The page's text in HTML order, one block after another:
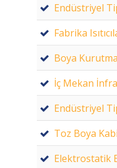
Endüstriyel
Fabrika
Boya
İç Mekan
Endüstriyel
Toz Boya
Elektrostatik